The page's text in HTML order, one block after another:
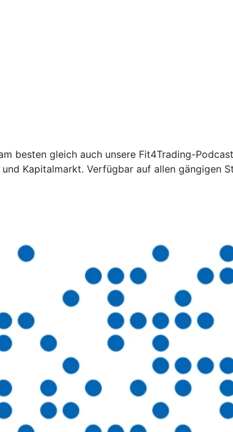
besten gleich auch unsere Fit4Trading-
Kapitalmarkt. Verfügbar auf allen gängigen